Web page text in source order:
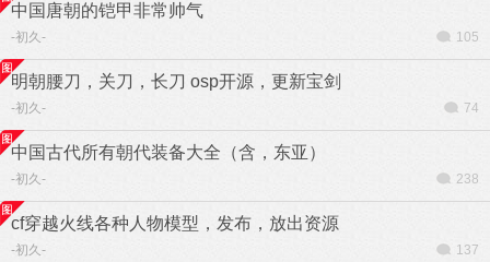
中国唐朝的铠甲非常帅气
-初久- 105
明朝腰刀，关刀，长刀 osp开源，更新宝剑
-初久- 74
中国古代所有朝代装备大全（含，东亚）
-初久- 238
cf穿越火线各种人物模型，发布，放出资源
-初久- 137